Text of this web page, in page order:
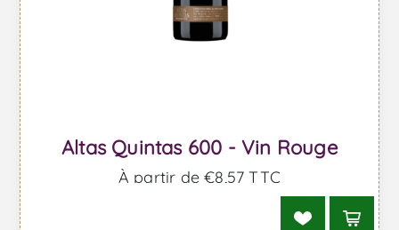
Altas Quintas 600 - Vin Rouge
À partir de €8,57 TTC